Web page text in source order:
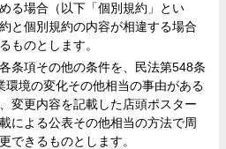
る場合（以下「個別規約」とい
と個別規約の内容が相違する場合
ものとします。
条項その他の条件を、民法第548条
環境の変化その他相当の事由がある
変更内容を記載した店頭ポスター
による公表その他相当の方法で周
できるものとします。